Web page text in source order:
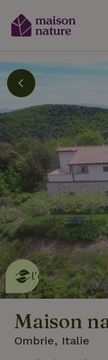
Cette Maison
l'effet en
Maison
Ombrie, Italie